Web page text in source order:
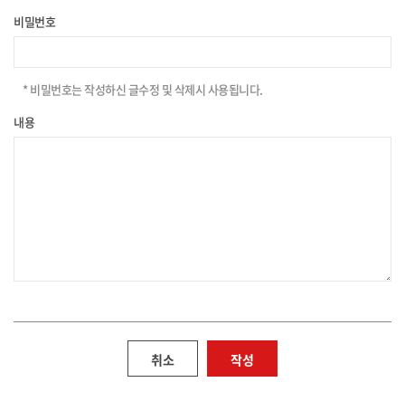
비밀번호
* 비밀번호는 작성하신 글수정 및 삭제시 사용됩니다.
내용
취소 작성